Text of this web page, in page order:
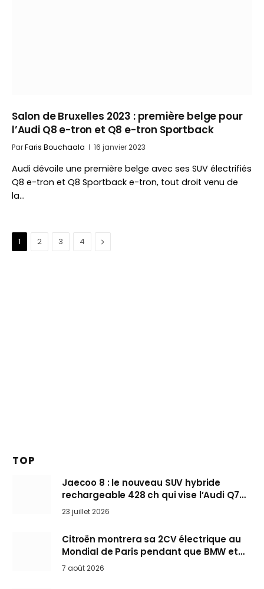
Salon de Bruxelles 2023 : première belge pour
l’Audi Q8 e-tron et Q8 e-tron Sportback
ParFaris Bouchaala 16 janvier 2023
Audi dévoile une première belge avec ses SUV électrifiés
Q8 e-tron et Q8 Sportback e-tron, tout droit venu de
la…
1 2 3 4 Suivant
TOP
Jaecoo 8 : le nouveau SUV hybride
rechargeable 428 ch qui vise l’Audi Q7
arrive en Europe cet automne
23 juillet 2026
Citroën montrera sa 2CV électrique au
Mondial de Paris pendant que BMW et
Mini désertent le salon
7 août 2026